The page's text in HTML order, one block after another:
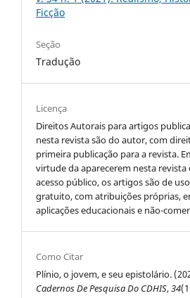
Ficção
Seção
Tradução
Licença
Direitos Autorais para artigos
nesta revista são do autor, com
primeira publicação para a revista.
virtude da aparecerem nesta revista
acesso público, os artigos são de uso
gratuito, com atribuições próprias,
aplicações educacionais e não-
Como Citar
Plínio, o jovem, e seu epistolário.
Cadernos De Pesquisa Do CDHIS,34